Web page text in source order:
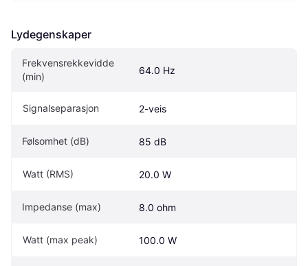
Lydegenskaper
Frekvensrekkevidde
(min)
64.0 Hz
Signalseparasjon 2-veis
Følsomhet (dB) 85 dB
Watt (RMS) 20.0 W
Impedanse (max) 8.0 ohm
Watt (max peak) 100.0 W